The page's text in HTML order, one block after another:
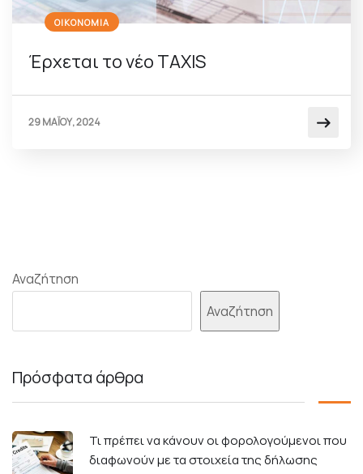
ΟΙΚΟΝΟΜΙΑ
Έρχεται το νέο TAXIS
29 ΜΑΪΟΥ, 2024
Αναζήτηση
Αναζήτηση
Πρόσφατα άρθρα
Τι πρέπει να κάνουν οι φορολογούμενοι που
διαφωνούν με τα στοιχεία της δήλωσης